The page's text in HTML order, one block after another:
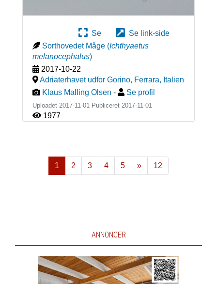
Se
Se link-side
Sorthovedet Måge (Ichthyaetus
melanocephalus)
2017-10-22
Adriaterhavet udfor Gorino, Ferrara, Italien
Klaus Malling Olsen - Se profil
Uploadet 2017-11-01 Publiceret 2017-11-01
1977
1 2 3 4 5
»
Næste
12
ANNONCER